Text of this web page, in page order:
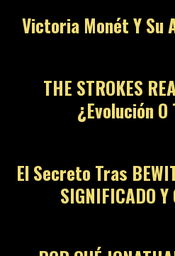
Victoria Monét Y Su
THE STROKES
¿Evolución
El Secreto Tras
SIGNIFICADO Y